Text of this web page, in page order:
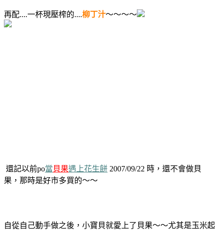
再配....一杯現壓榨的....柳丁汁～～～～
還記以前po當貝果遇上花生餅 2007/09/22 時，還不會做貝
果，那時是好市多買的～～
自從自己動手做之後，小寶貝就愛上了貝果～～尤其是玉米起